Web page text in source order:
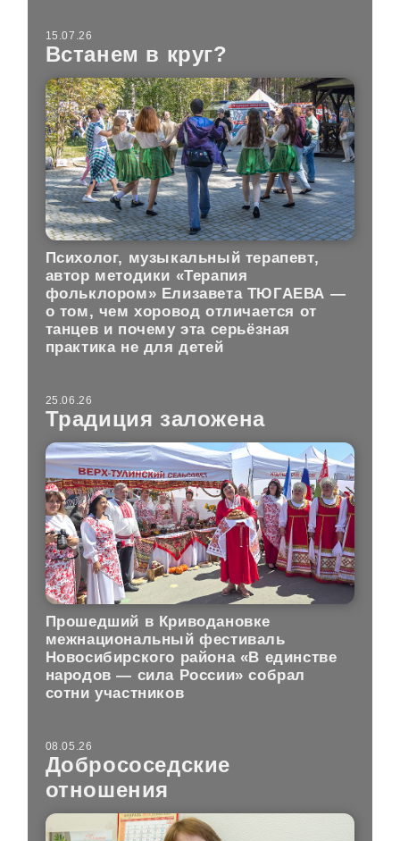
15.07.26
Встанем в круг?
Психолог, музыкальный терапевт,
автор методики «Терапия
фольклором» Елизавета ТЮГАЕВА —
о том, чем хоровод отличается от
танцев и почему эта серьёзная
практика не для детей
25.06.26
Традиция заложена
Прошедший в Криводановке
межнациональный фестиваль
Новосибирского района «В единстве
народов — сила России» собрал
сотни участников
08.05.26
Добрососедские
отношения